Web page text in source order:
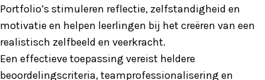
Portfolio’s stimuleren reflectie, zelfstandigheid en
motivatie en helpen leerlingen bij het creëren van een
realistisch zelfbeeld en veerkracht.
Een effectieve toepassing vereist heldere
beoordelingscriteria, teamprofessionalisering en